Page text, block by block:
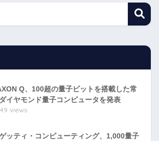
Q、100超の量子ビットを搭載した常
イヤモンド量子コンピュータを発表
views
ッティ・コンピューティング、1,000量子